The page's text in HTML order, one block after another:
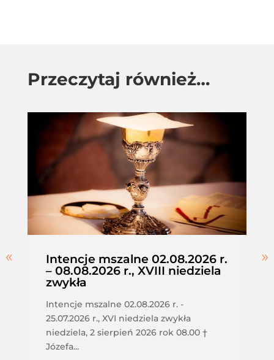
Przeczytaj również…
Intencje mszalne 02.08.2026 r.
– 08.08.2026 r., XVIII niedziela
zwykła
Intencje mszalne 02.08.2026 r. -
25.07.2026 r., XVI niedziela zwykła
niedziela, 2 sierpień 2026 rok 08.00 †
Józefa...